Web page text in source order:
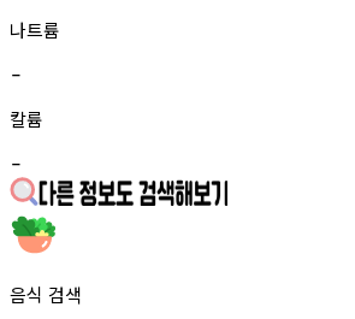
나트륨
-
칼륨
-
음식 검색